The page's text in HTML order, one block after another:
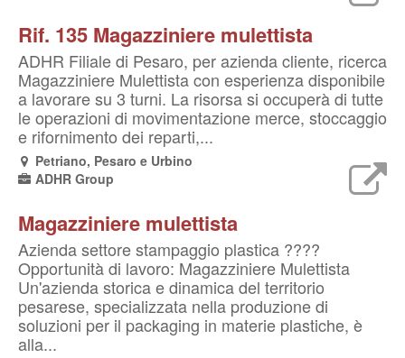
Rif. 135 Magazziniere mulettista
ADHR Filiale di Pesaro, per azienda cliente, ricerca
Magazziniere Mulettista con esperienza disponibile
a lavorare su 3 turni. La risorsa si occuperà di tutte
le operazioni di movimentazione merce, stoccaggio
e rifornimento dei reparti,...
Petriano, Pesaro e Urbino
ADHR Group
Magazziniere mulettista
Azienda settore stampaggio plastica ????
Opportunità di lavoro: Magazziniere Mulettista
Un'azienda storica e dinamica del territorio
pesarese, specializzata nella produzione di
soluzioni per il packaging in materie plastiche, è
alla...